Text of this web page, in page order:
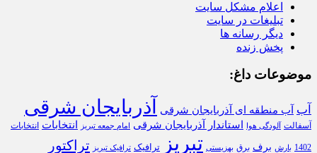
اعلام مشکل سایت
تبلیغات در سایت
دیگر رسانه ها
پخش زنده
موضوعات داغ:
آب آب منطقه ای آذربایجان شرقی آذربایجان شرقی
آسفالت آلودگی هوا استاندار آذربایجان شرقی امام جمعه تبریز انتخابات انتخابات
1402 بارش برف برق بهزیستی تبریز ترافیک ترافیک تبریز تراکتور